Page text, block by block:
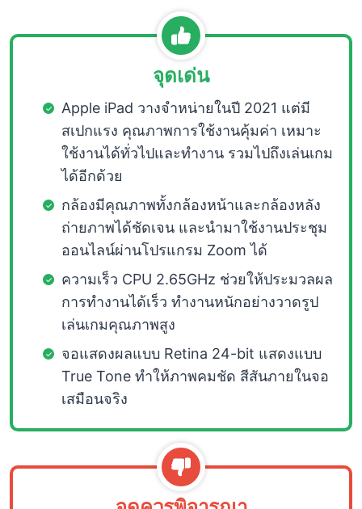
จุดเด่น
Apple iPad วางจำหน่ายในปี 2021 แต่มี
สเปกแรง คุณภาพการใช้งานคุ้มค่า เหมาะ
ใช้งานได้ทั่วไปและทำงาน รวมไปถึงเล่นเกม
ได้อีกด้วย
กล้องมีคุณภาพทั้งกล้องหน้าและกล้องหลัง
ถ่ายภาพได้ชัดเจน และนำมาใช้งานประชุม
ออนไลน์ผ่านโปรแกรม Zoom ได้
ความเร็ว CPU 2.65GHz ช่วยให้ประมวลผล
การทำงานได้เร็ว ทำงานหนักอย่างวาดรูป
เล่นเกมคุณภาพสูง
จอแสดงผลแบบ Retina 24-bit แสดงแบบ
True Tone ทำให้ภาพคมชัด สีสันภายในจอ
เสมือนจริง